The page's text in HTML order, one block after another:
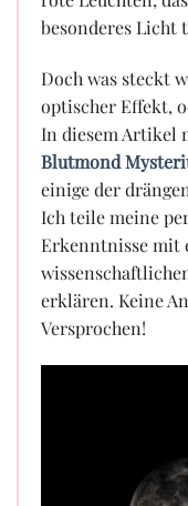
besonderes Licht
Doch was steckt
optischer Effekt,
In diesem Artikel
Blutmond
einige der
Ich teile meine
Erkenntnisse mit
erklären. Keine
Versprochen!